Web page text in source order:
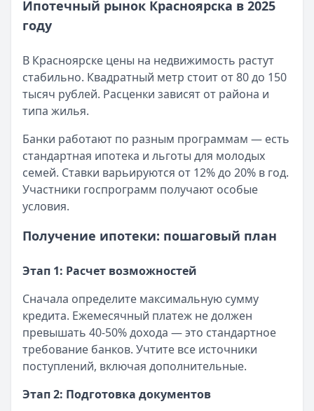
Оформление вкладов с ежемесячной выплатой
Кратко:
Категория:Ипотека
Читать статью
Документы для получения ипотеки в СберБанке
Кратко:Оформление ипотеки стало доступнее
Опубликовано:17 ноября 2025 г.
Категория:Ипотека
Читать статью
Все статьи
Ипотечный рынок Красноярска в 2025
году
В Красноярске цены на недвижимость растут
стабильно. Квадратный метр стоит от 80 до 150
тысяч рублей. Расценки зависят от района и
типа жилья.
Банки работают по разным программам — есть
стандартная ипотека и льготы для молодых
семей. Ставки варьируются от 12% до 20% в год.
Участники госпрограмм получают особые
условия.
Получение ипотеки: пошаговый план
Этап 1: Расчет возможностей
Сначала определите максимальную сумму
кредита. Ежемесячный платеж не должен
превышать 40-50% дохода — это стандартное
требование банков. Учтите все источники
поступлений, включая дополнительные.
Этап 2: Подготовка документов